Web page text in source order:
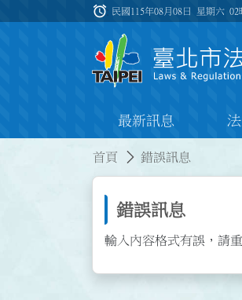
:::
alarm 民國115年08月08日 星期六02
最新訊息
首頁 錯誤訊息
錯誤訊息
輸入內容格式有誤，請